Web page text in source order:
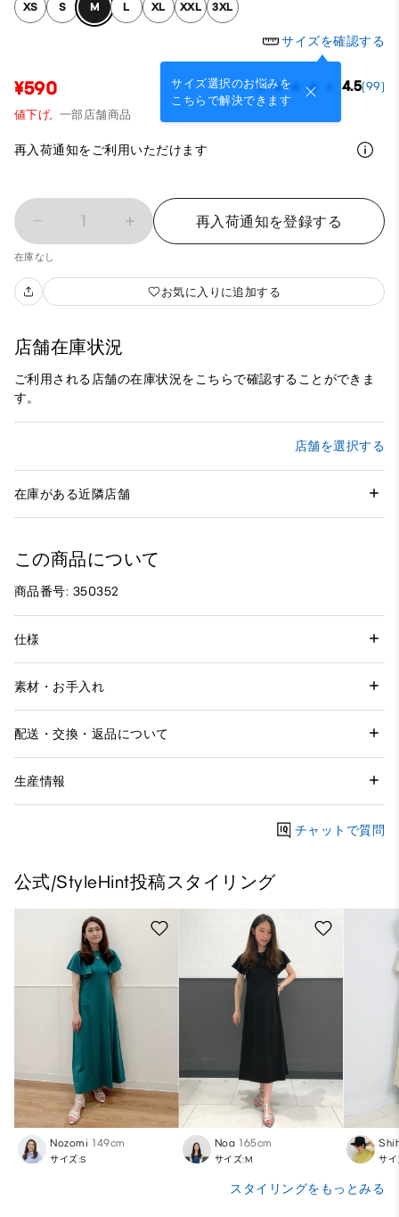
XS S M L XL XXL 3XL
サイズを確認する
サイズ選択のお悩みを
こちらで解決できます
¥590 4.5(99)
値下げ, 一部店舗商品
再入荷通知をご利用いただけます
1 再入荷通知を登録する
在庫なし
お気に入りに追加する
店舗在庫状況
ご利用される店舗の在庫状況をこちらで確認することができま
す。
店舗を選択する
在庫がある近隣店舗
この商品について
商品番号: 350352
仕様
素材・お手入れ
配送・交換・返品について
生産情報
チャットで質問
公式/StyleHint投稿スタイリング
Nozomi 149cm
サイズ:S
Noa 165cm
サイズ:M サイ
スタイリングをもっとみる